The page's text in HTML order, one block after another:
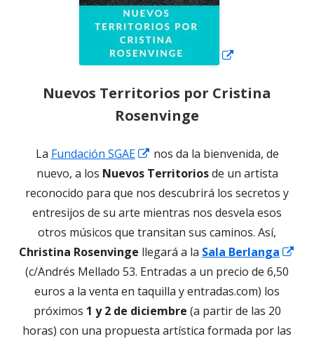
Nuevos Territorios por Cristina
Rosenvinge
La Fundación SGAE
Abrir
en
una
ventana
nueva
nos da la bienvenida, de
nuevo, a los Nuevos Territoriosde un artista
reconocido para que nos descubrirá los secretos y
entresijos de su arte mientras nos desvela esos
otros músicos que transitan sus caminos. Así,
Christina Rosenvinge llegará a la Sala Berlanga
(c/Andrés Mellado 53. Entradas a un precio de 6,50
euros a la venta en taquilla y entradas.com) los
próximos 1 y 2 de diciembre (a partir de las 20
horas) con una propuesta artística formada por las